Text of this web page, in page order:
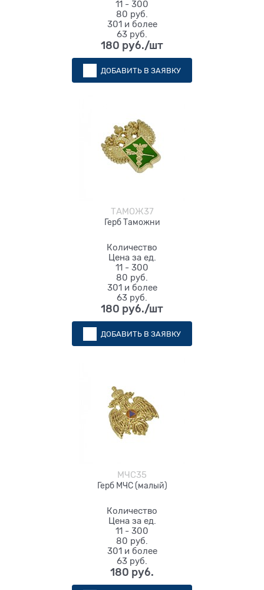
11 - 300
80 руб.
301 и более
63 руб.
180 руб./шт
ДОБАВИТЬ В ЗАЯВКУ
ТАМОЖ37
Герб Таможни
Количество
Цена за ед.
11 - 300
80 руб.
301 и более
63 руб.
180 руб./шт
ДОБАВИТЬ В ЗАЯВКУ
МЧС35
Герб МЧС (малый)
Количество
Цена за ед.
11 - 300
80 руб.
301 и более
63 руб.
180 руб.